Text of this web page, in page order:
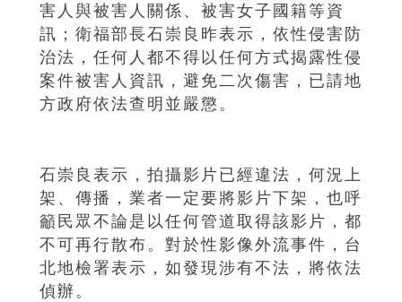
害人與被害人關係、被害女子國籍等資
訊；衛福部長石崇良昨表示，依性侵害防
治法，任何人都不得以任何方式揭露性侵
案件被害人資訊，避免二次傷害，已請地
方政府依法查明並嚴懲。
石崇良表示，拍攝影片已經違法，何況上
架、傳播，業者一定要將影片下架，也呼
籲民眾不論是以任何管道取得該影片，都
不可再行散布。對於性影像外流事件，台
北地檢署表示，如發現涉有不法，將依法
偵辦。